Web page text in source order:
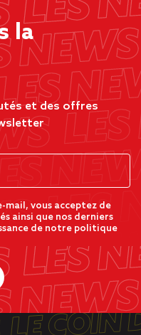
la
et des offres
mail, vous acceptez de
ainsi que nos derniers
de notre politique